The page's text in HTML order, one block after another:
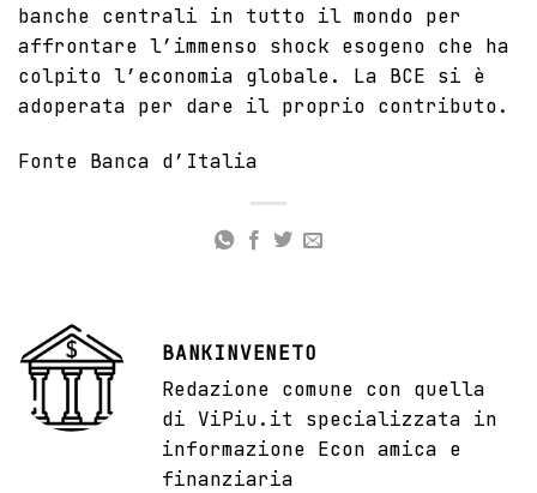
banche centrali in tutto il mondo per
affrontare l’immenso shock esogeno che ha
colpito l’economia globale. La BCE si è
adoperata per dare il proprio contributo.
Fonte Banca d’Italia
BANKINVENETO
Redazione comune con quella
di ViPiu.it specializzata in
informazione Econ amica e
finanziaria